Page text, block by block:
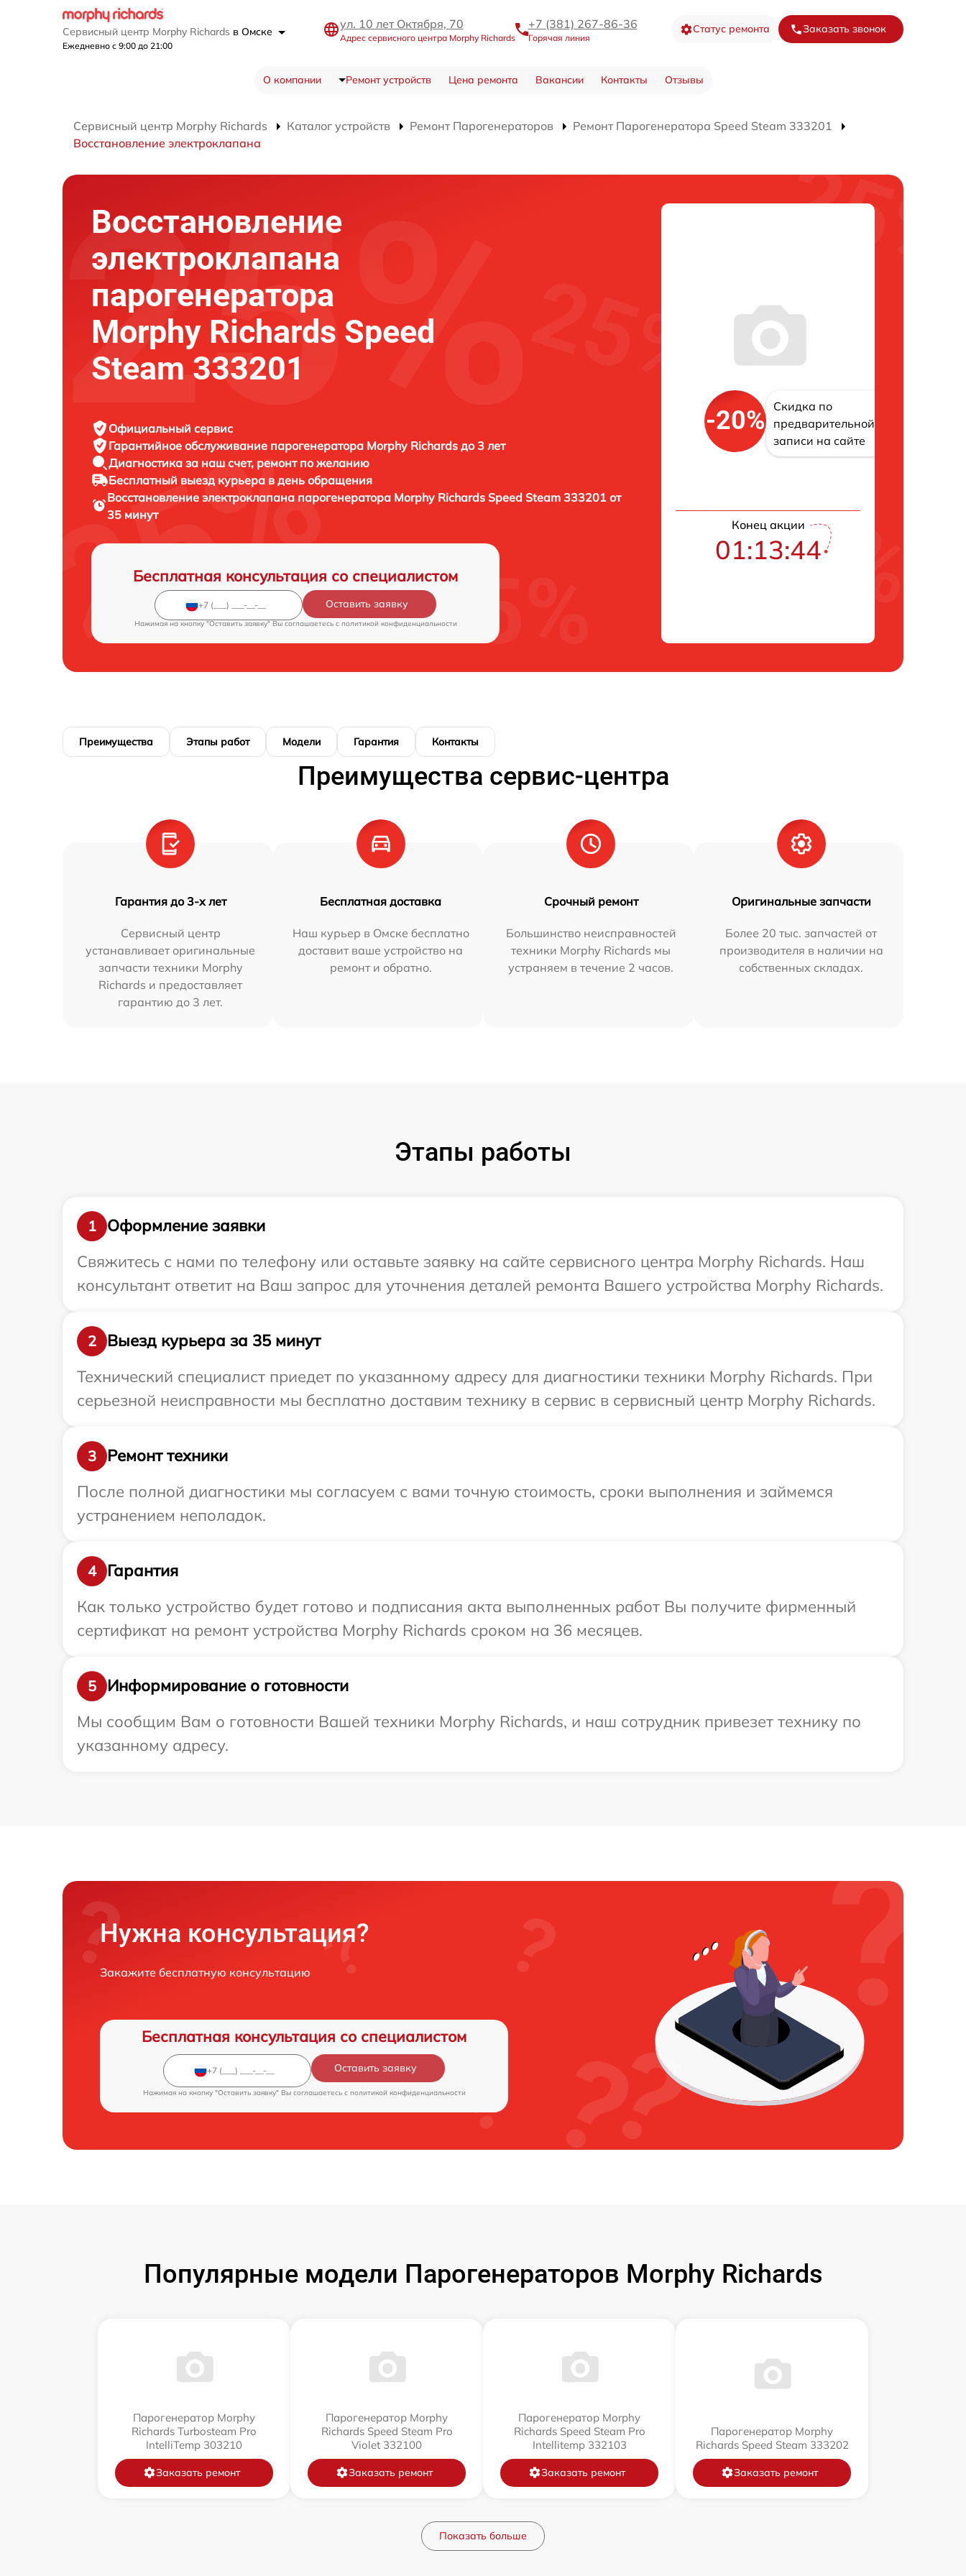
Сервисный центр Morphy Richards в Омске
Ежедневно с 9:00 до 21:00
ул. 10 лет Октября, 70
Адрес сервисного центра Morphy Richards
+7 (381) 267-86-36
Горячая линия
Статус ремонта Заказать звонок
О компании Ремонт устройств Цена ремонта Вакансии Контакты Отзывы
Сервисный центр Morphy Richards Каталог устройств Ремонт Парогенераторов
Ремонт Парогенератора Speed Steam 333201
Восстановление электроклапана
Восстановление
электроклапана
парогенератора
Morphy Richards Speed
Steam 333201
Официальный сервис
Гарантийное обслуживание парогенератора Morphy Richards до 3 лет
Диагностика за наш счет, ремонт по желанию
Бесплатный выезд курьера в день обращения
Восстановление электроклапана парогенератора Morphy Richards Speed Steam 333201 от
35 минут
Бесплатная консультация со специалистом
Оставить заявку
Нажимая на кнопку "Оставить заявку" Вы соглашаетесь c политикой конфиденциальности
-20%
Скидка по
предварительной
записи на сайте
Конец акции
01:13:43
Преимущества Этапы работ Модели Гарантия Контакты
Преимущества сервис-центра
Гарантия до 3-х лет
Сервисный центр
устанавливает оригинальные
запчасти техники Morphy
Richards и предоставляет
гарантию до 3 лет.
Бесплатная доставка
Наш курьер в Омске бесплатно
доставит ваше устройство на
ремонт и обратно.
Срочный ремонт
Большинство неисправностей
техники Morphy Richards мы
устраняем в течение 2 часов.
Оригинальные запчасти
Более 20 тыс. запчастей от
производителя в наличии на
собственных складах.
Этапы работы
1
Оформление заявки
Свяжитесь с нами по телефону или оставьте заявку на сайте сервисного центра Morphy Richards. Наш
консультант ответит на Ваш запрос для уточнения деталей ремонта Вашего устройства Morphy Richards.
2
Выезд курьера за 35 минут
Технический специалист приедет по указанному адресу для диагностики техники Morphy Richards. При
серьезной неисправности мы бесплатно доставим технику в сервис в сервисный центр Morphy Richards.
3
Ремонт техники
После полной диагностики мы согласуем с вами точную стоимость, сроки выполнения и займемся
устранением неполадок.
4
Гарантия
Как только устройство будет готово и подписания акта выполненных работ Вы получите фирменный
сертификат на ремонт устройства Morphy Richards сроком на 36 месяцев.
5
Информирование о готовности
Мы сообщим Вам о готовности Вашей техники Morphy Richards, и наш сотрудник привезет технику по
указанному адресу.
Нужна консультация?
Закажите бесплатную консультацию
Бесплатная консультация со специалистом
Оставить заявку
Нажимая на кнопку "Оставить заявку" Вы соглашаетесь c политикой конфиденциальности
Популярные модели Парогенераторов Morphy Richards
Парогенератор Morphy
Richards Turbosteam Pro
IntelliTemp 303210
Заказать ремонт
Парогенератор Morphy
Richards Speed Steam Pro
Violet 332100
Заказать ремонт
Парогенератор Morphy
Richards Speed Steam Pro
Intellitemp 332103
Заказать ремонт
Парогенератор Morphy
Richards Speed Steam 333202
Заказать ремонт
Показать больше